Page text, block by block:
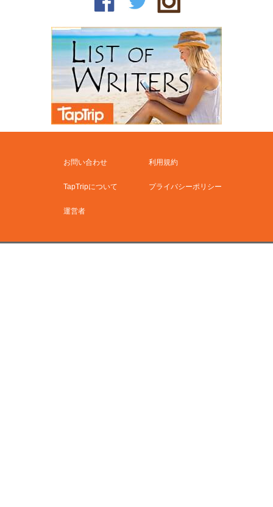
お問い合わせ 利用規約
TapTripについて プライバシーポリシー
運営者